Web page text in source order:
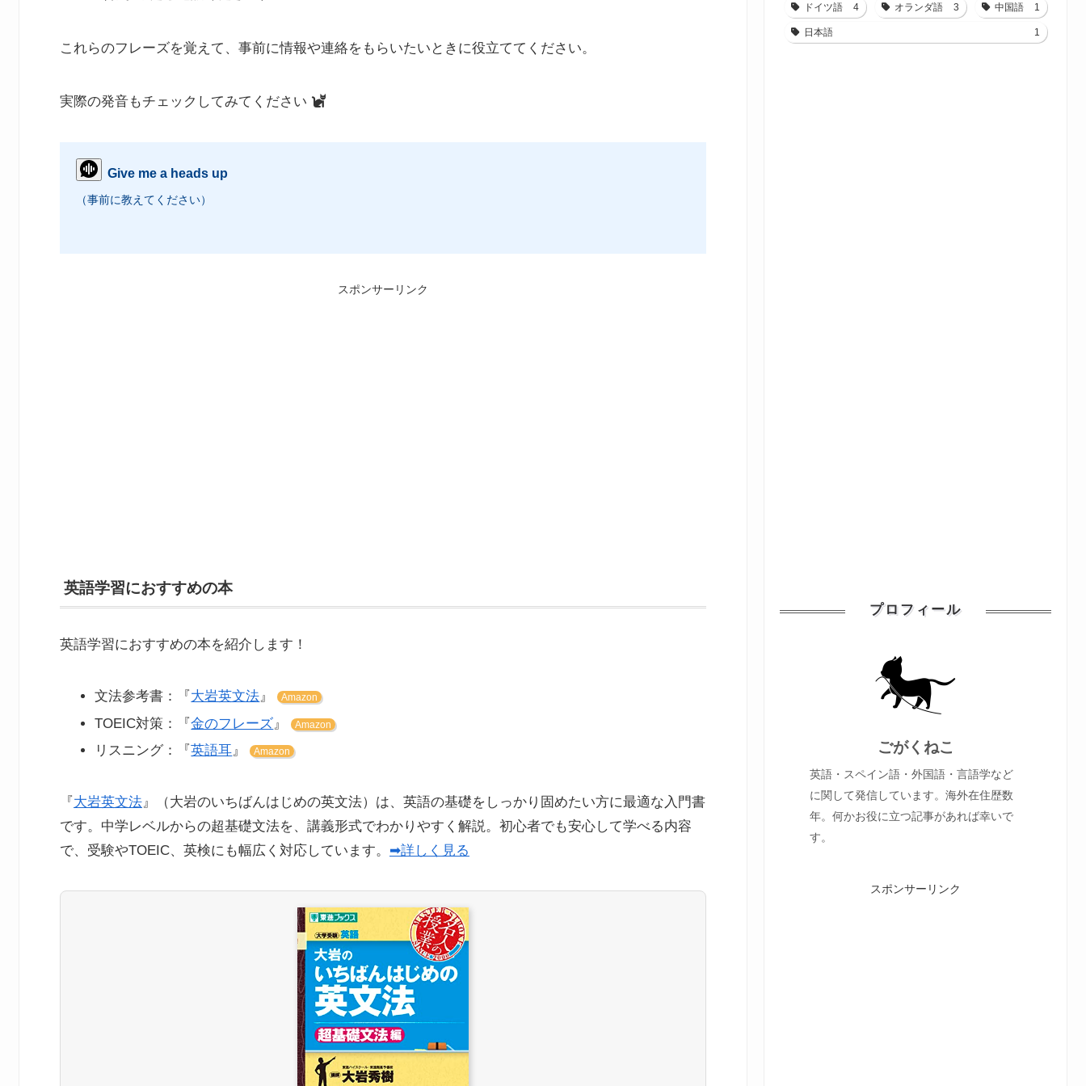
これらのフレーズを覚えて、事前に情報や連絡をもらいたいときに役立ててください。
実際の発音もチェックしてみてください
Give me a heads up
（事前に教えてください）
スポンサーリンク
英語学習におすすめの本
英語学習におすすめの本を紹介します！
文法参考書：『 大岩英文法』 Amazon
TOEIC対策：『金のフレーズ 』 Amazon
リスニング：『英語耳』 Amazon
『 大岩英文法』（大岩のいちばんはじめの英文法）は、英語の基礎をしっかり固めたい方に最適な入門書
です。中学レベルからの超基礎文法を、講義形式でわかりやすく解説。初心者でも安心して学べる内容
で、受験やTOEIC、英検にも幅広く対応しています。 ➡詳しく見る
ドイツ語 4 オランダ語 3 中国語 1
日本語 1
プロフィール
ごがくねこ
英語・スペイン語・外国語・言語学など
に関して発信しています。海外在住歴数
年。何かお役に立つ記事があれば幸いで
す。
スポンサーリンク